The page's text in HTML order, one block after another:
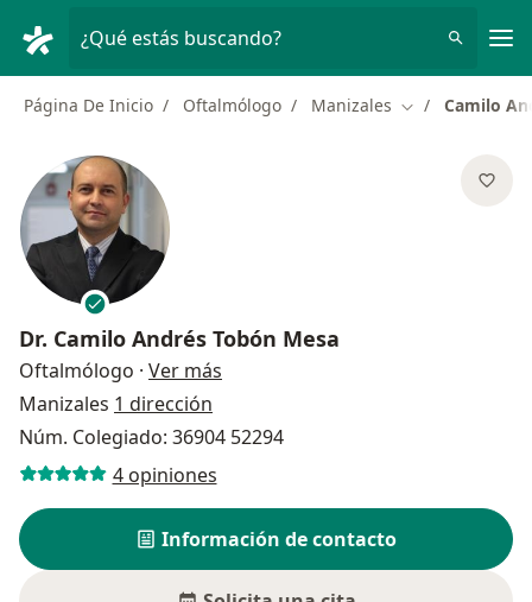
¿Qué estás buscando?
Página De Inicio Oftalmólogo Manizales Cambiar de
Camilo
Dr. Camilo Andrés Tobón Mesa
Oftalmólogo · Ver más
Manizales 1 dirección
Núm. Colegiado: 36904 52294
4 opiniones
Información de contacto